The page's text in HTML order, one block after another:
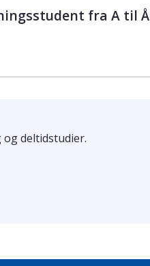
fra A til Å
deltidstudier.